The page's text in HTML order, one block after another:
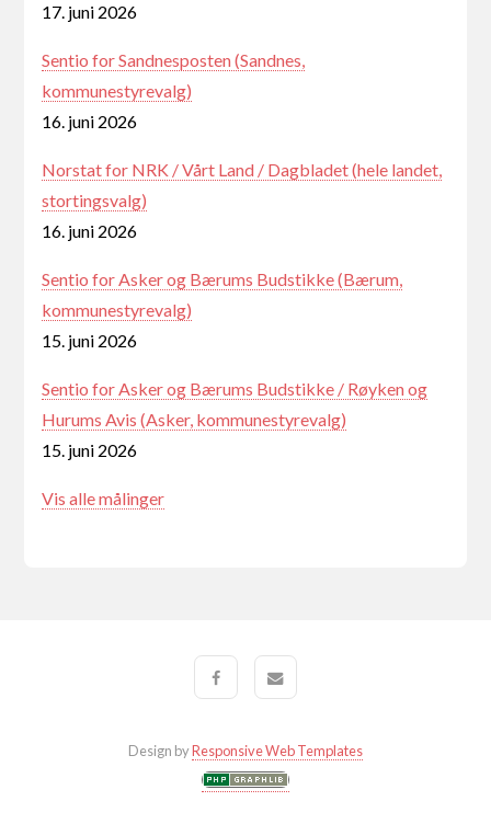
17. juni 2026
Sentio for Sandnesposten (Sandnes,
kommunestyrevalg)
16. juni 2026
Norstat for NRK / Vårt Land / Dagbladet (hele landet,
stortingsvalg)
16. juni 2026
Sentio for Asker og Bærums Budstikke (Bærum,
kommunestyrevalg)
15. juni 2026
Sentio for Asker og Bærums Budstikke / Røyken og
Hurums Avis (Asker, kommunestyrevalg)
15. juni 2026
Vis alle målinger
Design byResponsive Web Templates